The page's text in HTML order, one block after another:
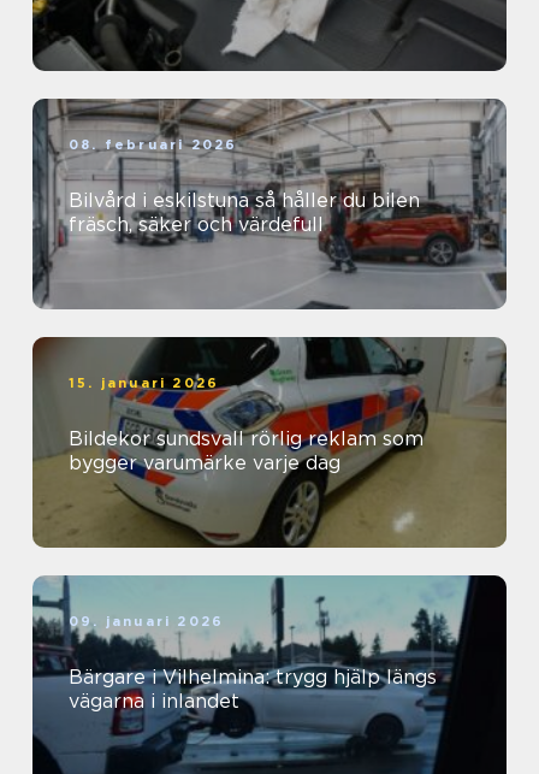
08. februari 2026
Bilvård i eskilstuna så håller du bilen
fräsch, säker och värdefull
15. januari 2026
Bildekor sundsvall rörlig reklam som
bygger varumärke varje dag
09. januari 2026
Bärgare i Vilhelmina: trygg hjälp längs
vägarna i inlandet